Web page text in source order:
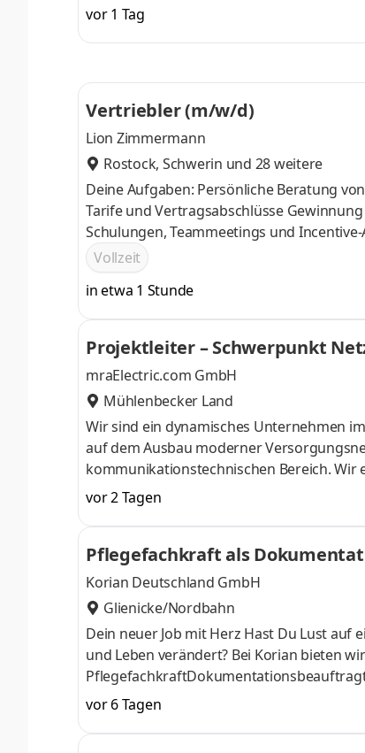
Gehaltszahlungen * Möglichkeit der Auszahlung von Überstunden * Kostenlose Bereitstellung von hochwertiger
Arbeitskleidung
vor 1 Tag
Vertriebler (m/w/d)
Lion Zimmermann
Rostock, Schwerin und 28 weitere
Deine Aufgaben: Persönliche Beratung von Kunden zu Internet-, TV- und Mobilfunkprodukten Verkauf passender
Tarife und Vertragsabschlüsse Gewinnung neuer Kunden sowie Betreuung von Bestandskunden Teilnahme an
Schulungen, Teammeetings und
Vollzeit
in etwa 1 Stunde
Projektleiter – Schwerpunkt
mraElectric.com GmbH
Mühlenbecker Land
Wir sind ein dynamisches Unternehmen
auf dem Ausbau moderner
kommunikationstechnischen Bereich.
planen, realisieren und optimieren
Freileitungsumstellung, Rückbau und
sicheren und zukunftsfähigen
Kabelleitungsbau unter Berücksichtigung
vor 2 Tagen
Pflegefachkraft als
Korian Deutschland GmbH
Glienicke/Nordbahn
Dein neuer Job mit Herz Hast Du Lust auf
und Leben verändert? Bei Korian bieten
Bewohner:innen bereichert. Das bringst
Herzen. Deswegen suchen wir nach
mit uns das Leben dieser Menschen zu
vor 6 Tagen